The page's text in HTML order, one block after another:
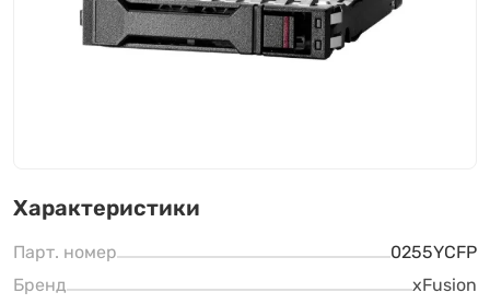
Характеристики
Парт. номер
0255YCFP
Бренд
xFusion